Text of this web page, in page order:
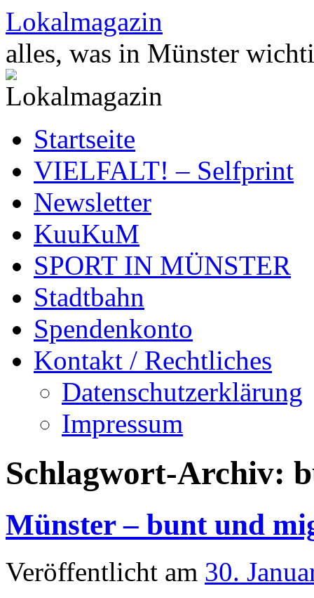
Zum
Inhalt
springen
Lokalmagazin
alles, was in Münster
Startseite
VIELFALT! – Selfprint
Newsletter
KuuKuM
SPORT IN MÜNSTER
Stadtbahn
Spendenkonto
Kontakt / Rechtliches
Datenschutzerklärung
Impressum
Schlagwort-Archiv:
Münster – bunt und
Veröffentlicht am 30.